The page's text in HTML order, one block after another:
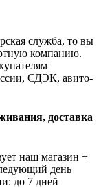
служба, то вы
компанию.
СДЭК, авито-
доставка
наш магазин +
день
до 7 дней